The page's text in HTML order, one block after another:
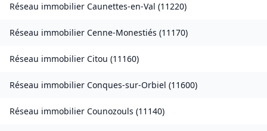
Réseau immobilier Caunettes-en-Val (11220)
Réseau immobilier Cenne-Monestiés (11170)
Réseau immobilier Citou (11160)
Réseau immobilier Conques-sur-Orbiel (11600)
Réseau immobilier Counozouls (11140)